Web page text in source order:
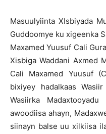
Masuulyiinta XIsbiyada
Guddoomye ku xigeenka
Maxamed Yuusuf Cali
Xisbiga Waddani Axmed
Cali Maxamed Yuusuf
bixiyey hadalkaas
Wasiirka
awoodiisa ahayn,
siinayn balse uu xilkiisa